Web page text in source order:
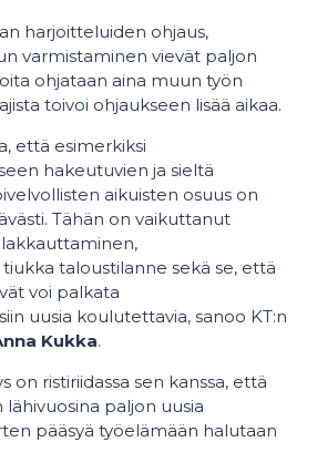
harjoitteluiden ohjaus,
varmistaminen vievät paljon
ohjataan aina muun työn
toivoi ohjaukseen lisää aikaa.
että esimerkiksi
hakeutuvien ja sieltä
aikuisten osuus on
Tähän on vaikuttanut
taloustilanne sekä se, että
voi palkata
uusia koulutettavia, sanoo KT:n
Kukka.
on ristiriidassa sen kanssa, että
paljon uusia
pääsyä työelämään halutaan